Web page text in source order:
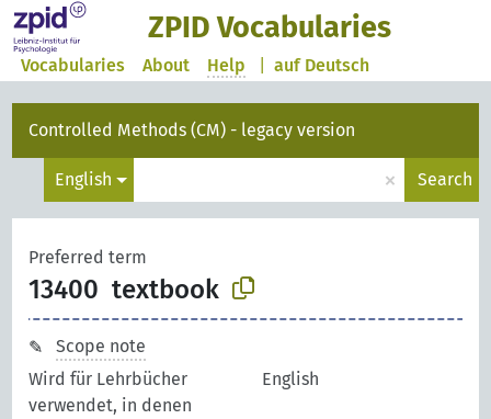
ZPID Vocabularies
auf Deutsch
Vocabularies About Help
Controlled Methods (CM) - legacy version
English × Search
Preferred term
13400 textbook
Scope note
Wird für Lehrbücher
verwendet, in denen
English